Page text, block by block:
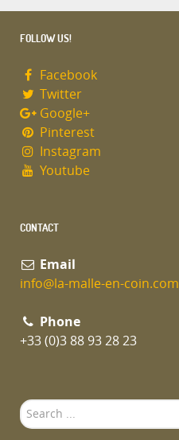
FOLLOW US!
Facebook
Twitter
Google+
Pinterest
Instagram
Youtube
CONTACT
Email
info@la-malle-en-coin.com
Phone
+33 (0)3 88 93 28 23
Search
...